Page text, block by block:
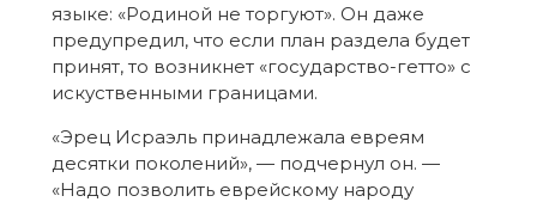
языке: «Родиной не торгуют». Он даже
предупредил, что если план раздела будет
принят, то возникнет «государство-гетто» с
искуственными границами.
«Эрец Исраэль принадлежала евреям
десятки поколений», — подчернул он. —
«Надо позволить еврейскому народу